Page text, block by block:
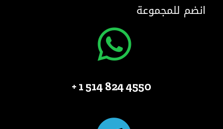
انضم للمجموعة
4550 824 514 1 +